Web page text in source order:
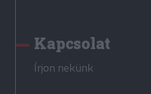
Kapcsolat
Írjon nekünk